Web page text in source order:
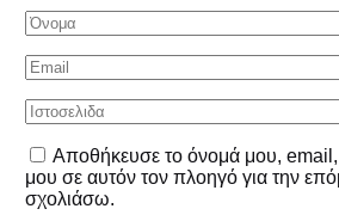
Αποθήκευσε το όνομά μου, email,
μου σε αυτόν τον πλοηγό για την
σχολιάσω.